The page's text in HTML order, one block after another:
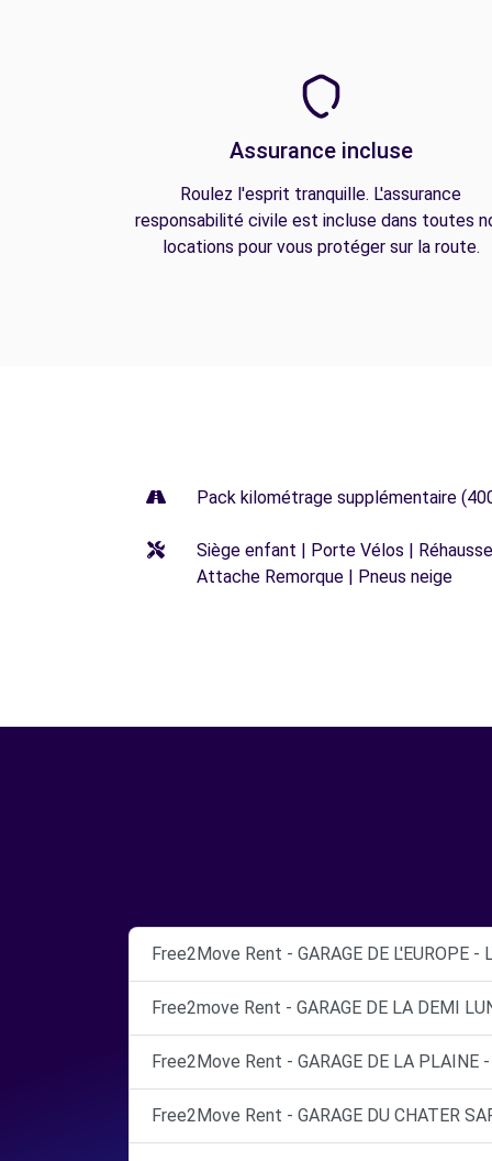
Assurance incluse
Roulez l'esprit tranquille. L'assurance
responsabilité civile est incluse dans toutes
locations pour vous protéger sur la route.
Pack kilométrage supplémentaire
Siège enfant | Porte Vélos |
Attache Remorque | Pneus neige
Free2Move Rent - GARAGE DE L'EUROPE -
Free2move Rent - GARAGE DE LA DEMI
Free2Move Rent - GARAGE DE LA PLAINE
Free2Move Rent - GARAGE DU CHATER